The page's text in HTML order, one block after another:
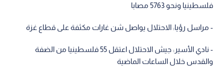
فلسطينيا ونحو 5763 مصابا
- مراسل رؤيا: الاحتلال يواصل شن غارات مكثفة على قطاع غزة
- نادي الأسير: جيش الاحتلال اعتقل 55 فلسطينيا من الضفة
والقدس خلال الساعات الماضية